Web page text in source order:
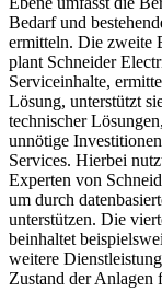
Bedarf und
ermitteln. Die zweite
plant Schneider
Serviceinhalte,
Lösung, unterstützt
technischer
unnötige
Services. Hierbei
Experten von
um durch
unterstützen. Die
beinhaltet
weitere
Zustand der Anlagen